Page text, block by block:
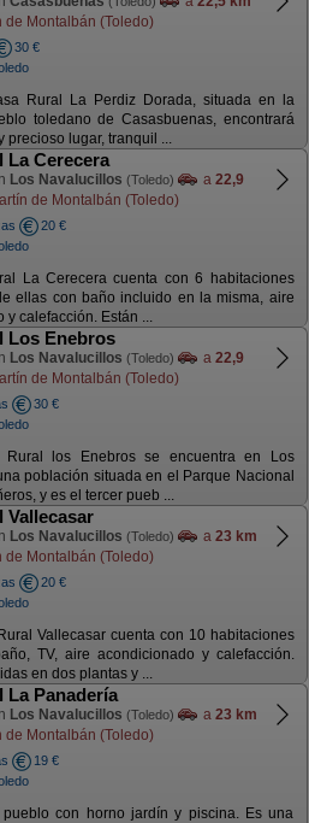
de Montalbán (Toledo)
30 €
Rural La Perdiz Dorada, situada en la
toledano de Casasbuenas, encontrará
precioso lugar, tranquil ...
La Cerecera
Los Navalucillos (Toledo) a 22,9
de Montalbán (Toledo)
20 €
La Cerecera cuenta con 6 habitaciones
ellas con baño incluido en la misma, aire
y calefacción. Están ...
Los Enebros
Los Navalucillos (Toledo) a 22,9
de Montalbán (Toledo)
30 €
Rural los Enebros se encuentra en Los
población situada en el Parque Nacional
y es el tercer pueb ...
Vallecasar
Los Navalucillos (Toledo) a 23 km
de Montalbán (Toledo)
20 €
Vallecasar cuenta con 10 habitaciones
TV, aire acondicionado y calefacción.
en dos plantas y ...
La Panadería
Los Navalucillos (Toledo) a 23 km
de Montalbán (Toledo)
19 €
con horno jardín y piscina. Es una